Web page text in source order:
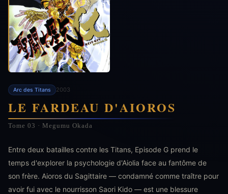
Arc des Titans 2003
LE FARDEAU D'AIOROS
Tome 03 · Megumu Okada
Entre deux batailles contre les Titans, Episode G prend le
temps d'explorer la psychologie d'Aiolia face au fantôme de
son frère. Aioros du Sagittaire — condamné comme traître pour
avoir fui avec le nourrisson Saori Kido — est une blessure